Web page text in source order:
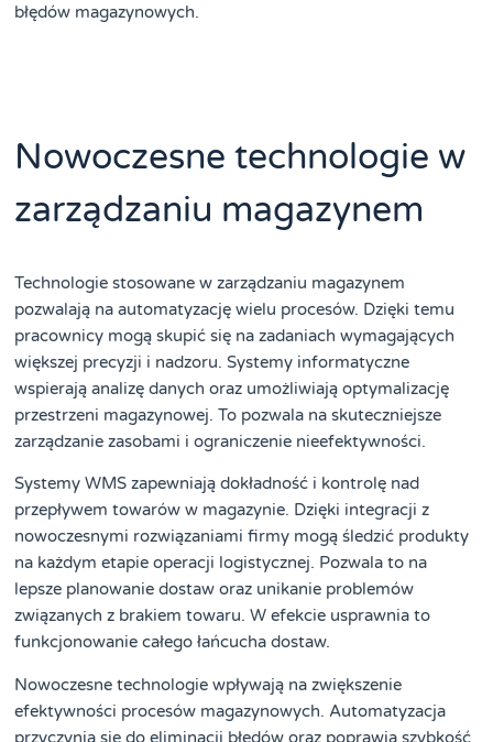
błędów magazynowych.
Nowoczesne technologie w
zarządzaniu magazynem
Technologie stosowane w zarządzaniu magazynem
pozwalają na automatyzację wielu procesów. Dzięki temu
pracownicy mogą skupić się na zadaniach wymagających
większej precyzji i nadzoru. Systemy informatyczne
wspierają analizę danych oraz umożliwiają optymalizację
przestrzeni magazynowej. To pozwala na skuteczniejsze
zarządzanie zasobami i ograniczenie nieefektywności.
Systemy WMS zapewniają dokładność i kontrolę nad
przepływem towarów w magazynie. Dzięki integracji z
nowoczesnymi rozwiązaniami firmy mogą śledzić produkty
na każdym etapie operacji logistycznej. Pozwala to na
lepsze planowanie dostaw oraz unikanie problemów
związanych z brakiem towaru. W efekcie usprawnia to
funkcjonowanie całego łańcucha dostaw.
Nowoczesne technologie wpływają na zwiększenie
efektywności procesów magazynowych. Automatyzacja
przyczynia się do eliminacji błędów oraz poprawia szybkość